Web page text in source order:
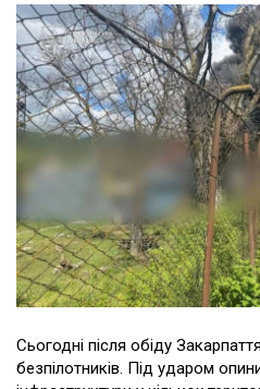
Сьогодні після обіду
безпілотників. Під ударом